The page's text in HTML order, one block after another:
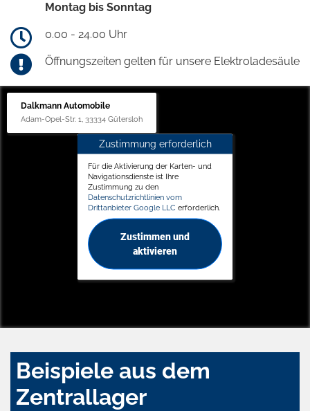
Montag bis Sonntag
0.00 - 24.00 Uhr
Öffnungszeiten gelten für unsere Elektroladesäule
Dalkmann Automobile
Adam-Opel-Str. 1, 33334 Gütersloh
Zustimmung erforderlich
Für die Aktivierung der Karten- und
Navigationsdienste ist Ihre
Zustimmung zu den
Datenschutzrichtlinien vom
Drittanbieter Google LLC erforderlich.
Zustimmen und
aktivieren
Beispiele aus dem
Zentrallager